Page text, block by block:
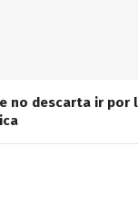
no descarta ir por